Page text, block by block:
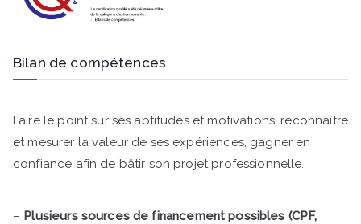
Bilan de compétences
Faire le point sur ses aptitudes et motivations, reconnaître
et mesurer la valeur de ses expériences, gagner en
confiance afin de bâtir son projet professionnelle.
– Plusieurs sources de financement possibles (CPF,